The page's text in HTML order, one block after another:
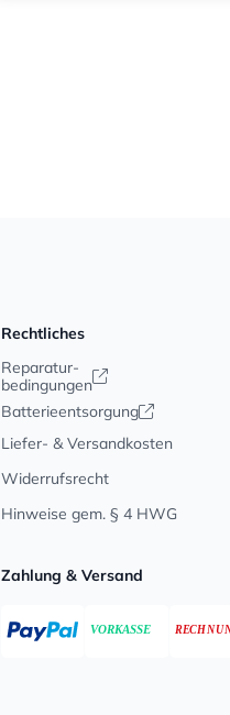
Rechtliches
Reparatur-
bedingungen
Batterieentsorgung
Liefer- & Versandkosten
Widerrufsrecht
Hinweise gem. § 4 HWG
Zahlung & Versand